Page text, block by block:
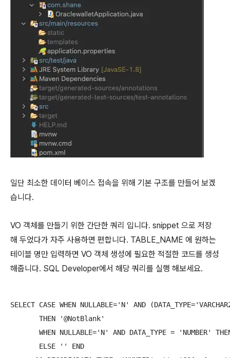
일단 최소한 데이터 베이스 접속을 위해 기본 구조를 만들어 보겠
습니다.
VO 객체를 만들기 위한 간단한 쿼리 입니다. snippet 으로 저장
해 두었다가 자주 사용하면 편합니다. TABLE_NAME 에 원하는
테이블 명만 입력하면 VO 객체 생성에 필요한 적절한 코드를 생성
해줍니다. SQL Developer에서 해당 쿼리를 실행 해보세요.
SELECT CASE WHEN NULLABLE='N' AND
       THEN '@NotBlank'
WHEN NULLABLE='N' AND DATA_TYPE = 'NUMBER'
       ELSE '' END